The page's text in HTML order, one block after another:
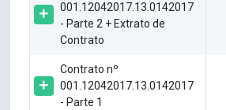
001.12042017.13.0142017
- Parte 2 + Extrato de
Contrato
Contrato nº
001.12042017.13.0142017
- Parte 1